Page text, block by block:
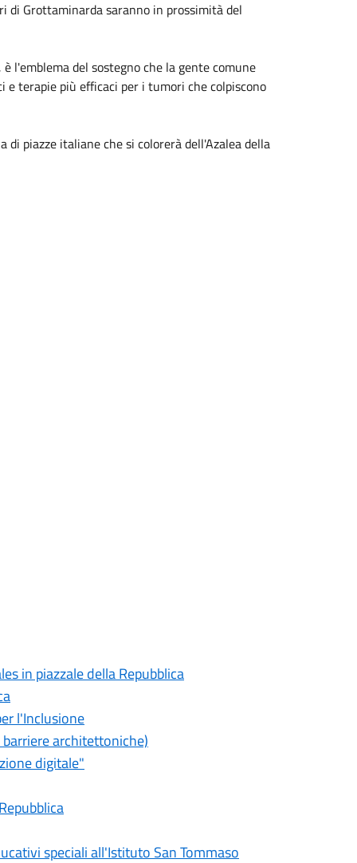
di Grottaminarda saranno in prossimità del
l'emblema del sostegno che la gente comune
terapie più efficaci per i tumori che colpiscono
piazze italiane che si colorerà dell'Azalea della
in piazzale della Repubblica
l'Inclusione
architettoniche)
digitale"
speciali all'Istituto San Tommaso